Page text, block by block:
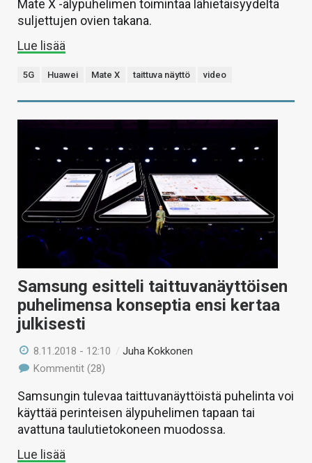
Mate X -älypuhelimen toimintaa lähietäisyydeltä
suljettujen ovien takana.
Lue lisää
5G Huawei Mate X taittuva näyttö video
Samsung esitteli taittuvanäyttöisen
puhelimensa konseptia ensi kertaa
julkisesti
8.11.2018 - 12:10 /Juha Kokkonen
Kommentit (28)
Samsungin tulevaa taittuvanäyttöistä puhelinta voi
käyttää perinteisen älypuhelimen tapaan tai
avattuna taulutietokoneen muodossa.
Lue lisää